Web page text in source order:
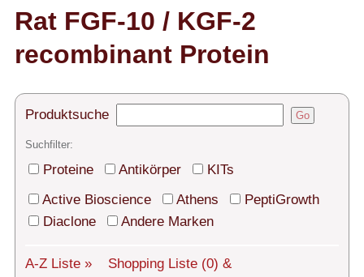
Diaclone Produkte
Home
Kontakt
Versand
Über uns
Service
Rat FGF-10 / KGF-2
recombinant Protein
Produktsuche Go
Suchfilter:
Proteine Antikörper
KITs
Active Bioscience
Athens
PeptiGrowth
Diaclone
Andere Marken
A-Z Liste » Shopping Liste (0) &